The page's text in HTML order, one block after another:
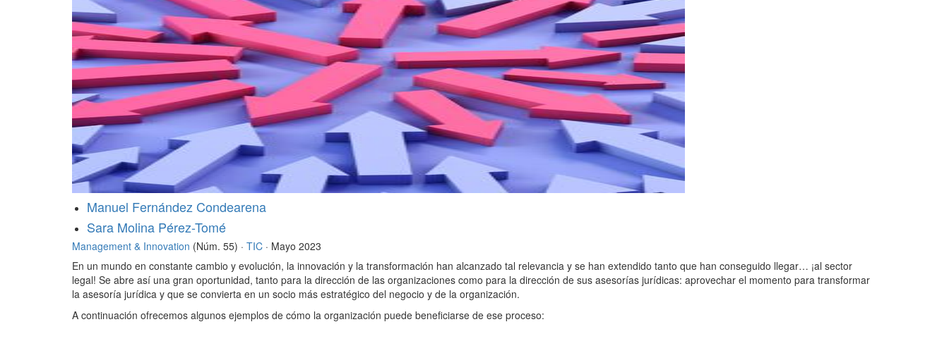
Manuel Fernández Condearena
Sara Molina Pérez-Tomé
Management & Innovation (Núm. 55) · TIC · Mayo 2023
En un mundo en constante cambio y evolución, la innovación y la transformación han alcanzado tal relevancia y se han extendido tanto que han conseguido llegar… ¡al sector
legal! Se abre así una gran oportunidad, tanto para la dirección de las organizaciones como para la dirección de sus asesorías jurídicas: aprovechar el momento para transformar
la asesoría jurídica y que se convierta en un socio más estratégico del negocio y de la organización.
A continuación ofrecemos algunos ejemplos de cómo la organización puede beneficiarse de ese proceso: